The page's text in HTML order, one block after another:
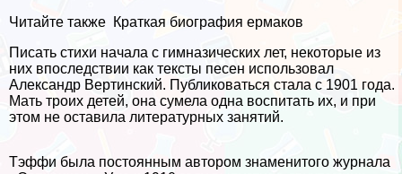
Читайте также Краткая биография ермаков
Писать стихи начала с гимназических лет, некоторые из
них впоследствии как тексты песен использовал
Александр Вертинский. Публиковаться стала с 1901 года.
Мать троих детей, она сумела одна воспитать их, и при
этом не оставила литературных занятий.
Тэффи была постоянным автором знаменитого журнала